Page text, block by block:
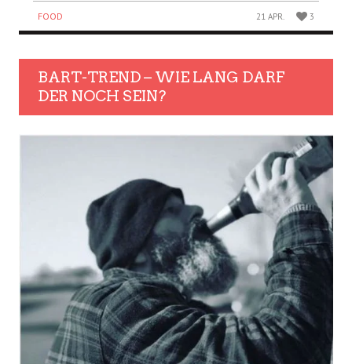
FOOD 21 APR. 3
BART-TREND – WIE LANG DARF
DER NOCH SEIN?